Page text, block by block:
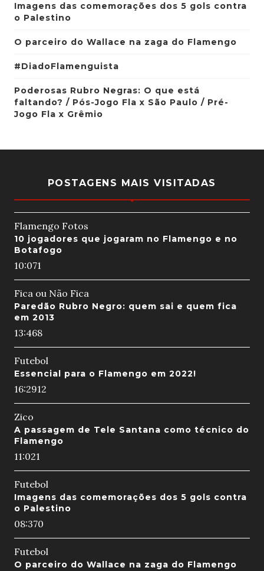
Imagens das comemorações dos 5 gols contra
o Palestino
O parceiro do Wallace na zaga do Flamengo
#DiadoFlamenguista
Poderosas Rubro Negras: O que está
faltando? / Pós-Jogo Fla x São Paulo / Pré-
Jogo Fla x Grêmio
POSTAGENS MAIS VISITADAS
Flamengo Fotos
10 jogadores que jogaram no Flamengo e no
Botafogo
10:071
Fica ou Não Fica
Paredão Rubro Negro: quem sai e quem fica
em 2013
13:468
Futebol
Essencial para o Flamengo em 2022!
16:2912
Zico
A passagem de Tele Santana como técnico do
Flamengo
11:021
Futebol
Imagens das comemorações dos 5 gols contra
o Palestino
08:370
Futebol
O parceiro do Wallace na zaga do Flamengo